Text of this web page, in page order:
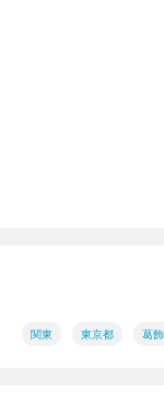
関東 東京都 葛